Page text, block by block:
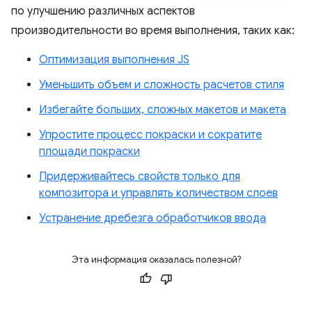
по улучшению различных аспектов
производительности во время выполнения, таких как:
Оптимизация выполнения JS
Уменьшить объем и сложность расчетов стиля
Избегайте больших, сложных макетов и макета
Упростите процесс покраски и сократите
площади покраски
Придерживайтесь свойств только для
композитора и управлять количеством слоев
Устранение дребезга обработчиков ввода
Эта информация оказалась полезной?